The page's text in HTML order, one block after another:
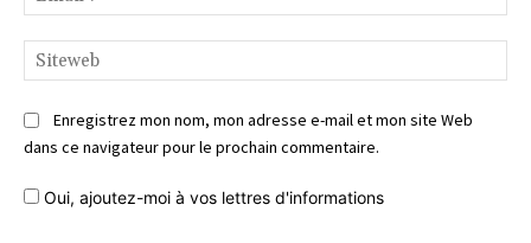
:*
Enregistrez mon nom, mon adresse e-mail et mon site Web
dans ce navigateur pour le prochain commentaire.
Oui, ajoutez-moi à vos lettres d'informations